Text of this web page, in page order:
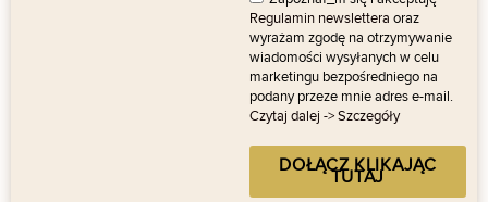
Regulamin newslettera oraz
wyrażam zgodę na otrzymywanie
wiadomości wysyłanych w celu
marketingu bezpośredniego na
podany przeze mnie adres e-mail.
Czytaj dalej -> Szczegóły
DOŁĄCZ KLIKAJĄC
TUTAJ